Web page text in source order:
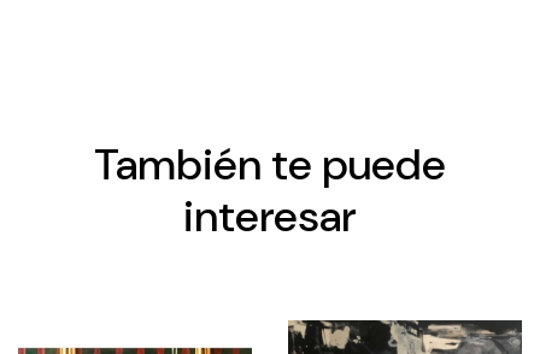
También te puede
interesar